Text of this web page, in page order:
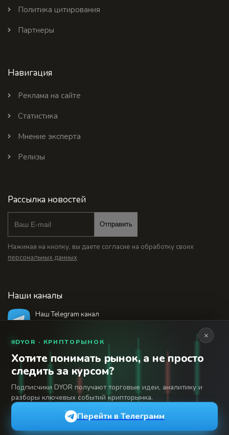
Политика цитирования
Партнеры
Навигация
Реклама на сайте
Статистика
Мнение эксперта
Релизы
Рассылка новостей
Отправить
Нажимая на кнопку, вы даете согласие на обработку своих
персональных данных
Наши каналы
Наш Telegram канал
18+
© 2026 Финансовый интернет-портал «Банки
Сегодня». Используя сайт BanksToday.net вы
Сетевое издание «Банки Сегодня» зарегистрировано
Федеральной службой по надзору в сфере связи,
информационных технологий и массовых коммуникаций,
регистрационный номер: серия Эл № 04-216902
×
DYOR · КРИПТОРЫНОК
Хотите понимать рынок, а не просто
следить за курсом?
Подписчики DYOR получают торговые идеи, аналитику и
разборы ключевых событий крипторынка.
Перейти в Телеграмм